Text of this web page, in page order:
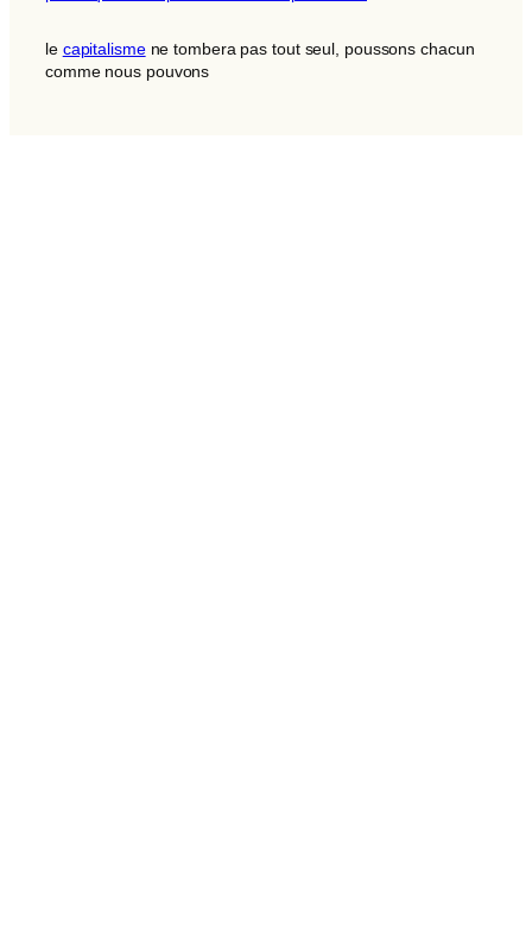
le capitalismene tombera pas tout seul, poussons chacun
comme nous pouvons